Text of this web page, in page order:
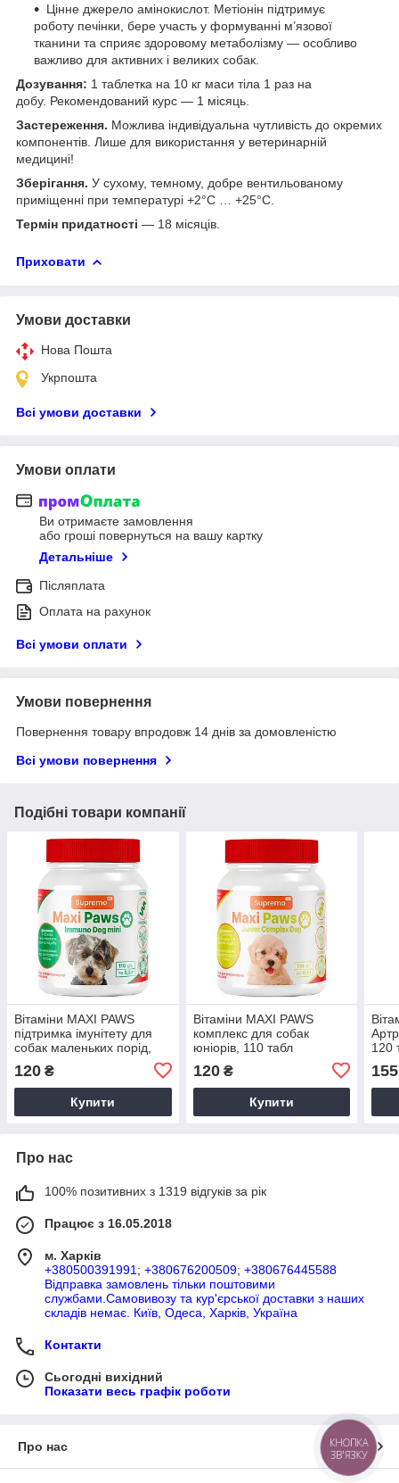
Цінне джерело амінокислот. Метіонін підтримує
роботу печінки, бере участь у формуванні м’язової
тканини та сприяє здоровому метаболізму — особливо
важливо для активних і великих собак.
Дозування: 1 таблетка на 10 кг маси тіла 1 раз на
добу. Рекомендований курс — 1 місяць.
Застереження. Можлива індивідуальна чутливість до окремих
компонентів. Лише для використання у ветеринарній
медицині!
Зберігання. У сухому, темному, добре вентильованому
приміщенні при температурі +2°C … +25°C.
Термін придатності — 18 місяців.
Приховати
Умови доставки
Нова Пошта
Укрпошта
Всі умови доставки
Умови оплати
Ви отримаєте замовлення
або гроші повернуться на вашу картку
Детальніше
Післяплата
Оплата на рахунок
Всі умови оплати
Умови повернення
Повернення товару впродовж 14 днів за домовленістю
Всі умови повернення
Подібні товари компанії
Вітаміни MAXI PAWS
підтримка імунітету для
собак маленьких порід,
120 ₴
Купити
Вітаміни MAXI PAWS
комплекс для собак
юніорів, 110 табл
120₴
Купити
120
155
Про нас
100% позитивних з 1319 відгуків за рік
Працює з 16.05.2018
м. Харків
+380500391991; +380676200509; +380676445588
Відправка замовлень тільки поштовими
службами.Самовивозу та кур'єрської доставки з наших
складів немає. Київ, Одеса, Харків, Україна
Контакти
Сьогодні вихідний
Показати весь графік роботи
Про нас
КНОПКА
ЗВ'ЯЗКУ